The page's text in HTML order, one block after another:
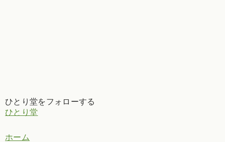
ひとり堂をフォローする
ひとり堂
ホーム